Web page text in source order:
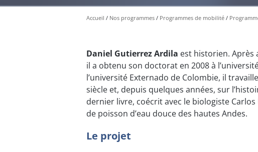
Accueil Nos programmes Programmes de mobilité
Daniel Gutierrez Ardila est historien. Après
il a obtenu son doctorat en 2008 à
l’université Externado de Colombie, il
siècle et, depuis quelques années, sur
dernier livre, coécrit avec le biologiste
de poisson d’eau douce des hautes Andes.
Le projet